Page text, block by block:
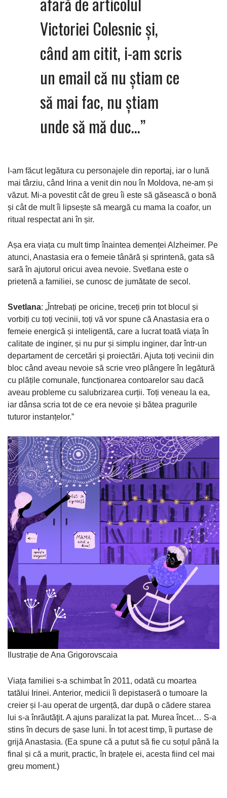
Victoriei Colesnic și,
când am citit, i-am scris
un email că nu știam ce
să mai fac, nu știam
unde să mă duc…”
I-am făcut legătura cu personajele din reportaj, iar o lună
mai târziu, când Irina a venit din nou în Moldova, ne-am și
văzut. Mi-a povestit cât de greu îi este să găsească o bonă
și cât de mult îi lipsește să meargă cu mama la coafor, un
ritual respectat ani în șir.
Așa era viața cu mult timp înaintea demenței Alzheimer. Pe
atunci, Anastasia era o femeie tânără și sprintenă, gata să
sară în ajutorul oricui avea nevoie. Svetlana este o
prietenă a familiei, se cunosc de jumătate de secol.
Svetlana: „Întrebați pe oricine, treceți prin tot blocul și
vorbiți cu toți vecinii, toți vă vor spune că Anastasia era o
femeie energică și inteligentă, care a lucrat toată viața în
calitate de inginer, și nu pur și simplu inginer, dar într-un
departament de cercetări şi proiectări. Ajuta toți vecinii din
bloc când aveau nevoie să scrie vreo plângere în legătură
cu plățile comunale, funcționarea contoarelor sau dacă
aveau probleme cu salubrizarea curții. Toți veneau la ea,
iar dânsa scria tot de ce era nevoie și bătea pragurile
tuturor instanțelor.”
Ilustrație de Ana Grigorovscaia
Viața familiei s-a schimbat în 2011, odată cu moartea
tatălui Irinei. Anterior, medicii îi depistaseră o tumoare la
creier și l-au operat de urgență, dar după o cădere starea
lui s-a înrăutăţit. A ajuns paralizat la pat. Murea încet… S-a
stins în decurs de șase luni. În tot acest timp, îi purtase de
grijă Anastasia. (Ea spune că a putut să fie cu soțul până la
final și că a murit, practic, în brațele ei, acesta fiind cel mai
greu moment.)